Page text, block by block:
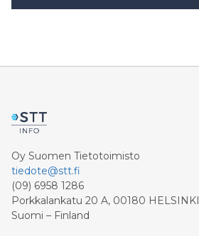
Oy Suomen Tietotoimisto
tiedote@stt.fi
(09) 6958 1286
Porkkalankatu 20 A, 00180 HELSINKI
Suomi – Finland